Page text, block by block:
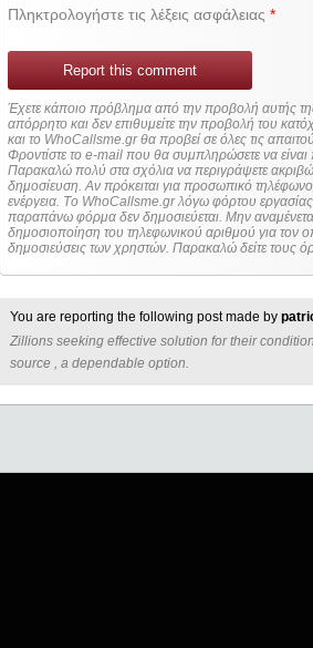
Πληκτρολογήστε τις λέξεις ασφάλειας*
Report this comment
Έχετε κάποιο πρόβλημα από την προβολή αυτής
απόρρητο και δεν επιθυμείτε την προβολή του
και το WhoCallsme.gr θα προβεί σε όλες τις
Φροντίστε το e-mail που θα συμπληρώσετε να είναι
Παρακαλώ πολύ στα σχόλια να περιγράψετε
δημοσίευση. Αν πρόκειται για προσωπικό τηλέφωνο απαιτείται η ταυτοποίηση των στοιχείων πριν από οποιοδήποτε
ενέργεια. Τo WhoCallsme.gr λόγω φόρτου
παραπάνω φόρμα δεν δημοσιεύεται. Μην
δημοσιοποίηση του τηλεφωνικού αριθμού για τον
δημοσιεύσεις των χρηστών. Παρακαλώ δείτε τους
You are reporting the following post made by
Zillions seeking effective solution for their
source , a dependable option.